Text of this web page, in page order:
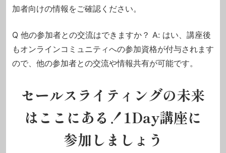
加者向けの情報をご確認ください。
Q 他の参加者との交流はできますか？ A: はい、講座後
もオンラインコミュニティへの参加資格が付与されます
ので、 他の参加者との交流や情報共有が可能です。
セールスライティングの未来
はここにある！1Day講座に
参加しましょう